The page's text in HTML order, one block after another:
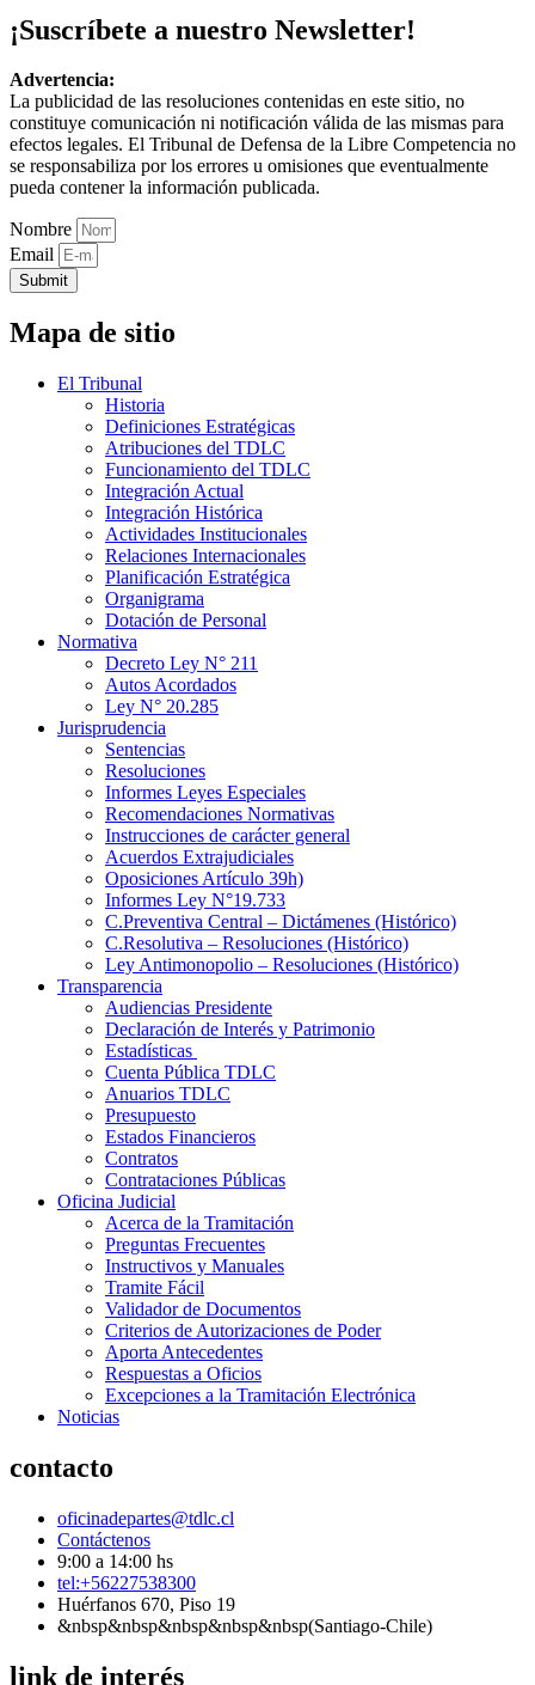
¡Suscríbete a nuestro Newsletter!
Advertencia:
La publicidad de las resoluciones contenidas en este sitio, no
constituye comunicación ni notificación válida de las mismas para
efectos legales. El Tribunal de Defensa de la Libre Competencia no
se responsabiliza por los errores u omisiones que eventualmente
pueda contener la información publicada.
Nombre
Email
Submit
Mapa de sitio
El Tribunal
Historia
Definiciones Estratégicas
Atribuciones del TDLC
Funcionamiento del TDLC
Integración Actual
Integración Histórica
Actividades Institucionales
Relaciones Internacionales
Planificación Estratégica
Organigrama
Dotación de Personal
Normativa
Decreto Ley N° 211
Autos Acordados
Ley N° 20.285
Jurisprudencia
Sentencias
Resoluciones
Informes Leyes Especiales
Recomendaciones Normativas
Instrucciones de carácter general
Acuerdos Extrajudiciales
Oposiciones Artículo 39h)
Informes Ley N°19.733
C.Preventiva Central – Dictámenes (Histórico)
C.Resolutiva – Resoluciones (Histórico)
Ley Antimonopolio – Resoluciones (Histórico)
Transparencia
Audiencias Presidente
Declaración de Interés y Patrimonio
Estadísticas
Cuenta Pública TDLC
Anuarios TDLC
Presupuesto
Estados Financieros
Contratos
Contrataciones Públicas
Oficina Judicial
Acerca de la Tramitación
Preguntas Frecuentes
Instructivos y Manuales
Tramite Fácil
Validador de Documentos
Criterios de Autorizaciones de Poder
Aporta Antecedentes
Respuestas a Oficios
Excepciones a la Tramitación Electrónica
Noticias
contacto
oficinadepartes@tdlc.cl
Contáctenos
9:00 a 14:00 hs
tel:+56227538300
Huérfanos 670, Piso 19
&nbsp&nbsp&nbsp&nbsp&nbsp(Santiago-Chile)
link de interés